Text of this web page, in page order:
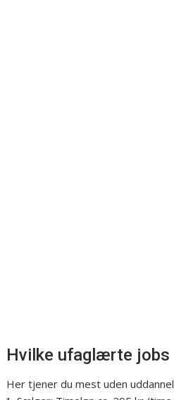
Hvilke ufaglærte jobs
Her tjener du mest uden